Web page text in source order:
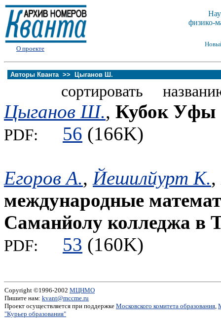
О проекте
физико-
Авторы Кванта >> Цыганов Ш.
сортировать
Цыганов Ш., Кубок Уфы
PDF: 56 (166K)
Егоров А., Йешилйурт К.,
международные
Саманйолу колледжа в
PDF: 53 (160K)
Copyright ©1996-2002 МЦНМО
Пишите нам: kvant@mccme.ru
Проект осуществляется при поддержке Московского комитета образования,
"Курьер образования"